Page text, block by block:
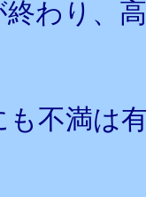
終わり、
も不満は